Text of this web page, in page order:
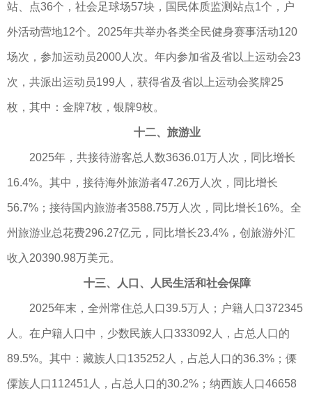
站、点36个，社会足球场57块，国民体质监测站点1个，户
外活动营地12个。2025年共举办各类全民健身赛事活动120
场次，参加运动员2000人次。年内参加省及省以上运动会23
次，共派出运动员199人，获得省及省以上运动会奖牌25
枚，其中：金牌7枚，银牌9枚。
十二、旅游业
2025年，共接待游客总人数3636.01万人次，同比增长
16.4%。其中，接待海外旅游者47.26万人次，同比增长
56.7%；接待国内旅游者3588.75万人次，同比增长16%。全
州旅游业总花费296.27亿元，同比增长23.4%，创旅游外汇
收入20390.98万美元。
十三、人口、人民生活和社会保障
2025年末，全州常住总人口39.5万人；户籍人口372345
人。在户籍人口中，少数民族人口333092人，占总人口的
89.5%。其中：藏族人口135252人，占总人口的36.3%；傈
僳族人口112451人，占总人口的30.2%；纳西族人口46658